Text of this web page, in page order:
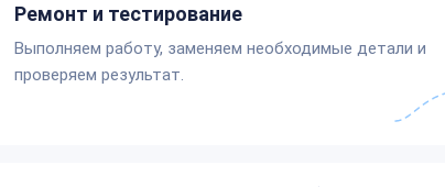
Ремонт и тестирование
Выполняем работу, заменяем необходимые детали и
проверяем результат.